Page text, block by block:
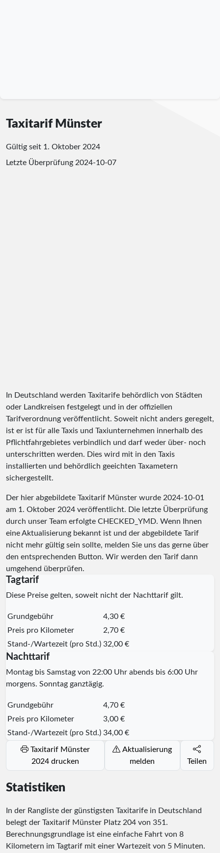
Taxitarif Münster
Gültig seit 1. Oktober 2024
Letzte Überprüfung 2024-10-07
In Deutschland werden Taxitarife behördlich von Städten
oder Landkreisen festgelegt und in der offiziellen
Tarifverordnung veröffentlicht. Soweit nicht anders geregelt,
ist er ist für alle Taxis und Taxiunternehmen innerhalb des
Pflichtfahrgebietes verbindlich und darf weder über- noch
unterschritten werden. Dies wird mit in den Taxis
installierten und behördlich geeichten Taxametern
sichergestellt.
Der hier abgebildete Taxitarif Münster wurde 2024-10-01
am 1. Oktober 2024 veröffentlicht. Die letzte Überprüfung
durch unser Team erfolgte CHECKED_YMD. Wenn Ihnen
eine Aktualisierung bekannt ist und der abgebildete Tarif
nicht mehr gültig sein sollte, melden Sie uns das gerne über
den entsprechenden Button. Wir werden den Tarif dann
umgehend überprüfen.
Tagtarif
Diese Preise gelten, soweit nicht der Nachttarif gilt.
Grundgebühr
4,30 €
Preis pro Kilometer
2,70 €
Stand-/Wartezeit (pro Std.) 32,00 €
Nachttarif
Montag bis Samstag von 22:00 Uhr abends bis 6:00 Uhr
morgens. Sonntag ganztägig.
Grundgebühr
4,70 €
Preis pro Kilometer
3,00 €
Stand-/Wartezeit (pro Std.) 34,00 €
Taxitarif Münster
2024 drucken
Aktualisierung
melden
Teilen
Statistiken
In der Rangliste der günstigsten Taxitarife in Deutschland
belegt der Taxitarif Münster Platz 204 von 351 .
Berechnungsgrundlage ist eine einfache Fahrt von 8
Kilometern im Tagtarif mit einer Wartezeit von 5 Minuten.